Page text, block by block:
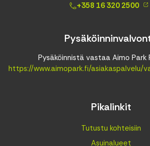
+358 16 320 2500
Pysäköinnistä vastaa Aimo Park
https://www.aimopark.fi/asiakaspalvelu/
Pikalinkit
Tutustu kohteisiin
Asuinalueet